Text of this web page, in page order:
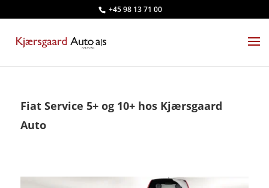
+45 98 13 71 00
Fiat Service 5+ og 10+ hos Kjærsgaard
Auto